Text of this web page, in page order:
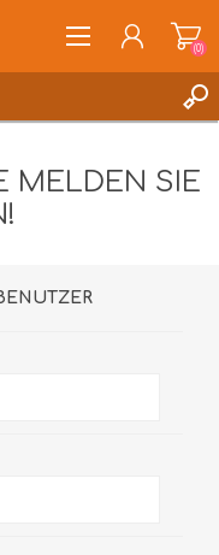
(0)
MELDEN SIE